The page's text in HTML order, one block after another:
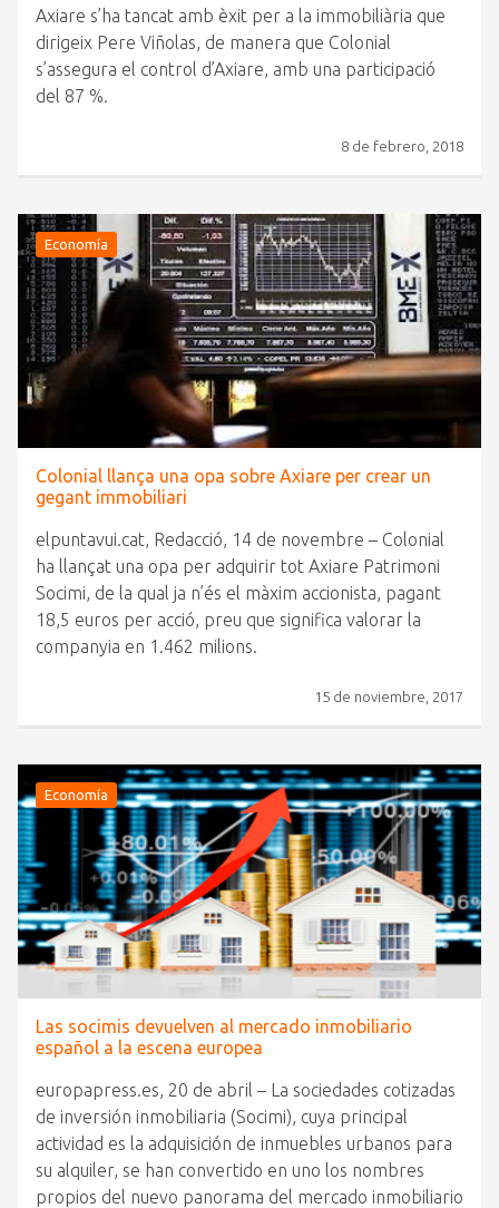
Axiare s’ha tancat amb èxit per a la immobiliària que
dirigeix Pere Viñolas, de manera que Colonial
s’assegura el control d’Axiare, amb una participació
del 87 %.
8 de febrero, 2018
Economía
Colonial llança una opa sobre Axiare per crear un
gegant immobiliari
elpuntavui.cat, Redacció, 14 de novembre – Colonial
ha llançat una opa per adquirir tot Axiare Patrimoni
Socimi, de la qual ja n’és el màxim accionista, pagant
18,5 euros per acció, preu que significa valorar la
companyia en 1.462 milions.
15 de noviembre, 2017
Economía
Las socimis devuelven al mercado inmobiliario
español a la escena europea
europapress.es, 20 de abril – La sociedades cotizadas
de inversión inmobiliaria (Socimi), cuya principal
actividad es la adquisición de inmuebles urbanos para
su alquiler, se han convertido en uno los nombres
propios del nuevo panorama del mercado inmobiliario